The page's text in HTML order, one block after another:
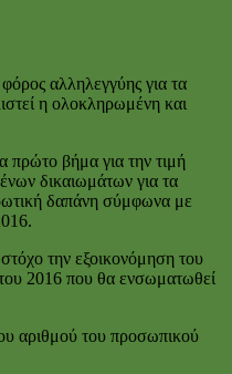
αλληλεγγύης για τα
η ολοκληρωμένη και
πρώτο βήμα για την τιμή
δικαιωμάτων για τα
δαπάνη σύμφωνα με
την εξοικονόμηση του
2016 που θα ενσωματωθεί
αριθμού του προσωπικού